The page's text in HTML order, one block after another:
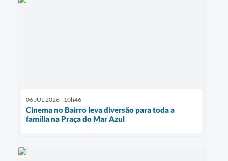
06 JUL 2026 - 10h46
Cinema no Bairro leva diversão para toda a
família na Praça do Mar Azul